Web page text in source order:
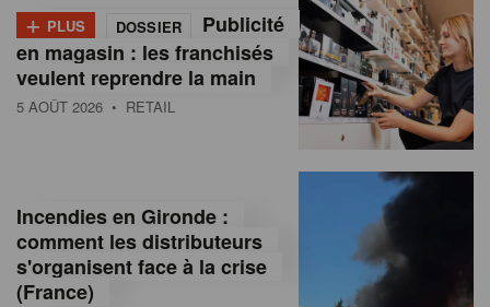
+ PLUS DOSSIER
Publicité
en magasin : les franchisés
veulent reprendre la main
5 AOÛT 2026 • RETAIL
Incendies en Gironde :
comment les distributeurs
s'organisent face à la crise
(France)